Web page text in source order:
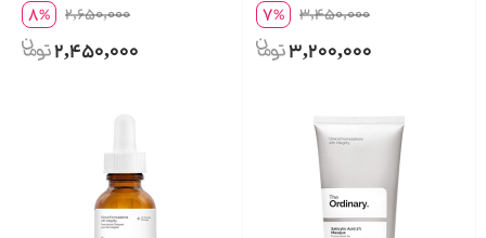
3,450,000
7%
3,200,000
2,650,000
8%
2,450,000